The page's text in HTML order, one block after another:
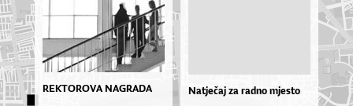
REKTOROVA NAGRADA Natječaj za radno mjesto